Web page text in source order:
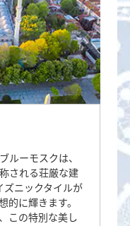
ルーモスクは、
される荘厳な建
ニックタイルが
的に輝きます。
この特別な美し